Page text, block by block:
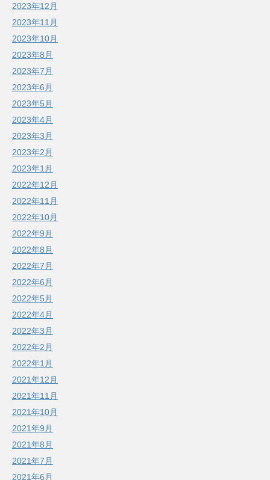
2023年12月
2023年11月
2023年10月
2023年8月
2023年7月
2023年6月
2023年5月
2023年4月
2023年3月
2023年2月
2023年1月
2022年12月
2022年11月
2022年10月
2022年9月
2022年8月
2022年7月
2022年6月
2022年5月
2022年4月
2022年3月
2022年2月
2022年1月
2021年12月
2021年11月
2021年10月
2021年9月
2021年8月
2021年7月
2021年6月